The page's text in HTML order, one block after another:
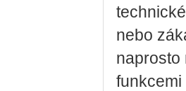
nebo
naprosto